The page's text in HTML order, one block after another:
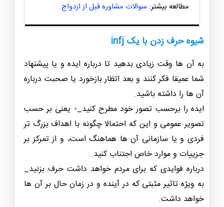
مطالعه بیشتر: سوالات مشاوره قبل از ازدواج
شیوه حرف زدن با یک infj
به آن ها وقت زیادی بدهید تا درباره ایده و یا پیشنهاد
شما عمیقا فکر کنند و بعد اتظار بازخورد یا صحبت درباره
آن ها را داشته باشید.
ایده را برحسب تصور خود مطرح کنید_- یعنی بر حسب
تصویر عمومی و این که احتمالا چگونه با اهداف بزرگ تر
فردی و یا سازمانی آن ها هماهنگ است، و از تمرکز بر
جزییات و موارد خاص اجتناب کنید.
درباره فوایدی که برای مردم خواهد داشت حرف بزنید_
به ویژه تاثیر مثبتی که در آینده و در زمان حال بر آن ها
خواهد داشت.